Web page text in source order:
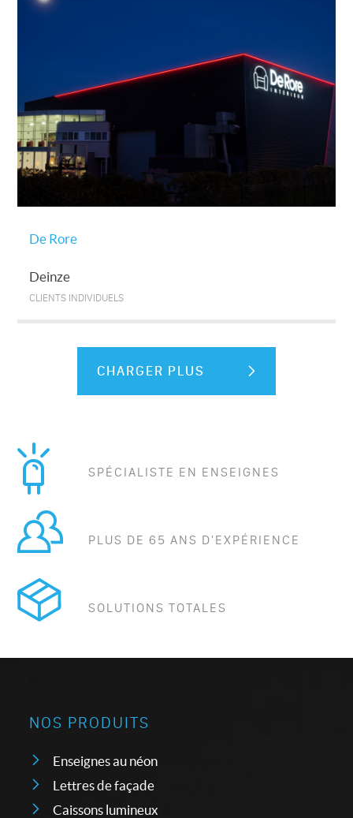
De Rore
Deinze
CLIENTS INDIVIDUELS
CHARGER PLUS
SPÉCIALISTE EN ENSEIGNES
PLUS DE 65 ANS D'EXPÉRIENCE
SOLUTIONS TOTALES
NOS PRODUITS
Enseignes au néon
Lettres de façade
Caissons lumineux